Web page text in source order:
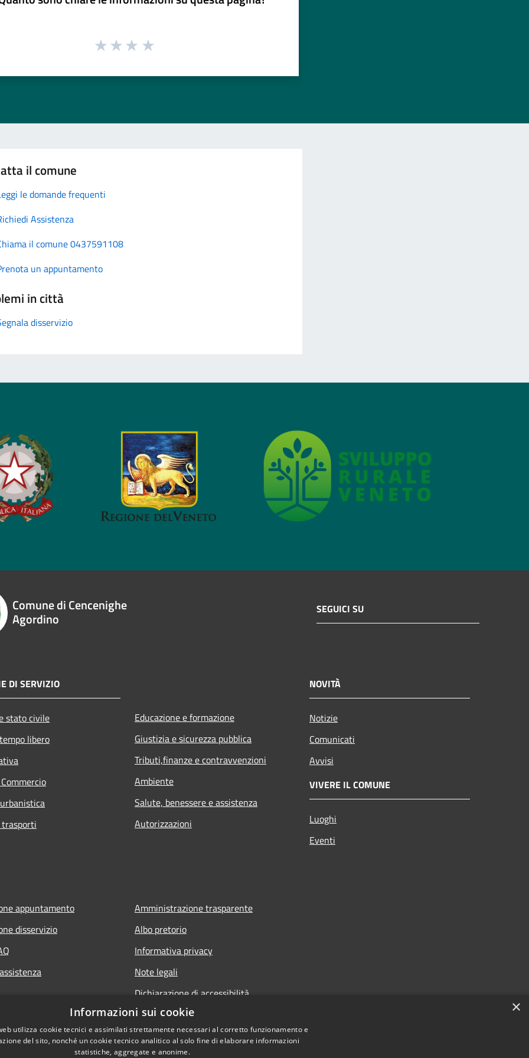
il comune
le domande frequenti
Assistenza
il comune 0437591108
un appuntamento
in città
disservizio
Comune di Cencenighe
Agordino
SEGUICI SU
DI SERVIZIO
stato civile
libero
Educazione e formazione
Giustizia e sicurezza pubblica
Tributi,finanze e contravvenzioni
Ambiente
Salute, benessere e assistenza
Autorizzazioni
NOVITÀ
Notizie
Comunicati
Avvisi
VIVERE IL COMUNE
Luoghi
Eventi
appuntamento
disservizio
Amministrazione trasparente
Albo pretorio
Informativa privacy
Note legali
Dichiarazione di accessibilità
×
Informazioni sui cookie
utilizza cookie tecnici e assimilati strettamente necessari al corretto funzionamento e
del sito, nonché un cookie tecnico analitico al solo fine di elaborare informazioni
statistiche, aggregate e anonime.